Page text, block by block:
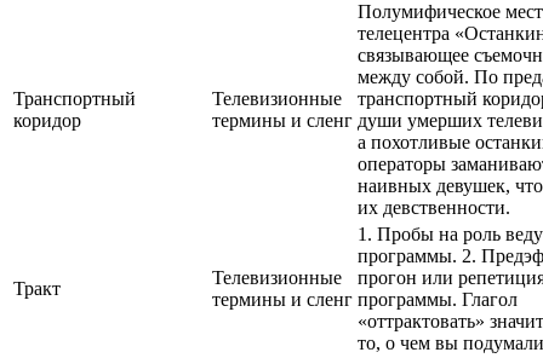
Транспортный
коридор
Телевизионные
термины и сленг
Полумифическое
телецентра
связывающее
между собой. По
транспортный
души умерших
а похотливые
операторы
наивных девушек,
их девственности.
Тракт
Телевизионные
термины и сленг
1. Пробы на роль
программы. 2.
прогон или
программы. Глагол
«оттрактовать»
то, о чем вы